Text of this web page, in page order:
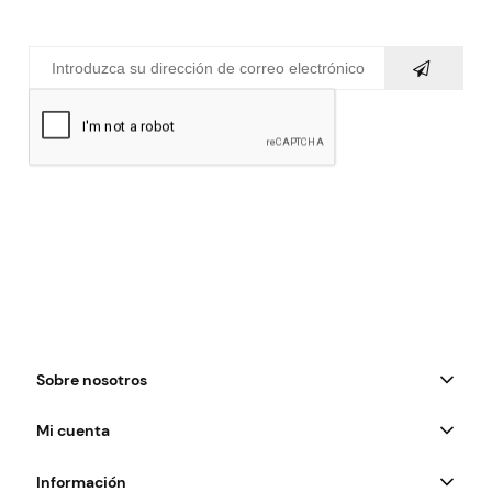
Sobre nosotros
Mi cuenta
Información